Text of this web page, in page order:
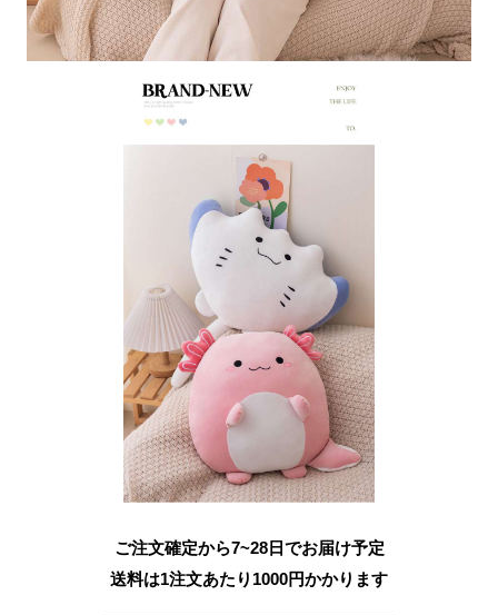
ご注文確定から7~28日でお届け予定
送料は1注文あたり 1000円かかります